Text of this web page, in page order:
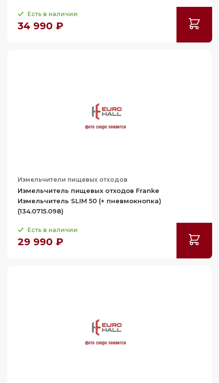
Есть в наличии
34 990 ₽
Измельчители пищевых отходов
Измельчитель пищевых отходов Franke
Измельчитель SLIM 50 (+ пневмокнопка)
(134.0715.098)
Есть в наличии
29 990 ₽